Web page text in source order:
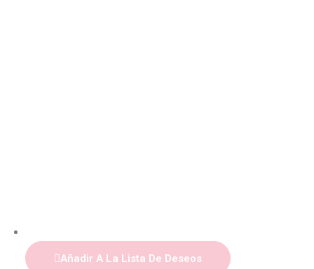
Añadir A La Lista De Deseos